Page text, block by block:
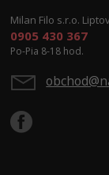
Milan Filo s.r.o.
0905 430 367
Po-Pia 8-18 hod.